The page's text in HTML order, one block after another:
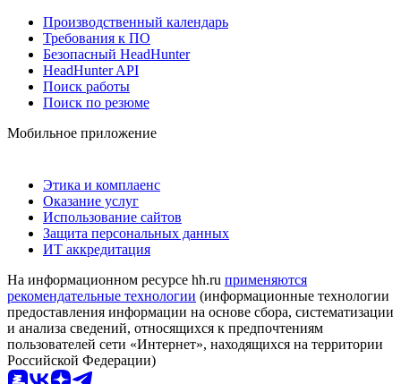
Производственный календарь
Требования к ПО
Безопасный HeadHunter
HeadHunter API
Поиск работы
Поиск по резюме
Мобильное приложение
Этика и комплаенс
Оказание услуг
Использование сайтов
Защита персональных данных
ИТ аккредитация
На информационном ресурсе hh.ru применяются
рекомендательные технологии (информационные технологии
предоставления информации на основе сбора, систематизации
и анализа сведений, относящихся к предпочтениям
пользователей сети «Интернет», находящихся на территории
Российской Федерации)